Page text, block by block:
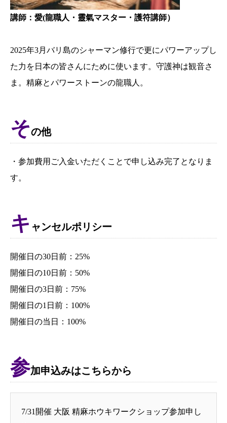
講師：愛(龍職人・靈氣マスター・護符講師）
2025年3月バリ島のシャーマン修行で更にパワーアップし
た力を日本の皆さんにために使います。守護神は観音さ
ま。精麻とパワーストーンの龍職人。
その他
・参加費用ご入金いただくことで申し込み完了となりま
す。
キ ャンセルポリシー
開催日の30日前：25%
開催日の10日前：50%
開催日の3日前：75%
開催日の1日前：100%
開催日の当日：100%
参加申込みはこちらから
7/31開催 大阪 精麻ホウキワークショップ参加申し